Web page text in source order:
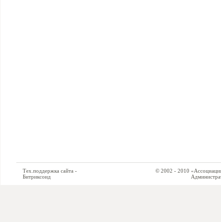
Тех.поддержка сайта -
Битриксоид
© 2002 - 2010 «Ассоциация